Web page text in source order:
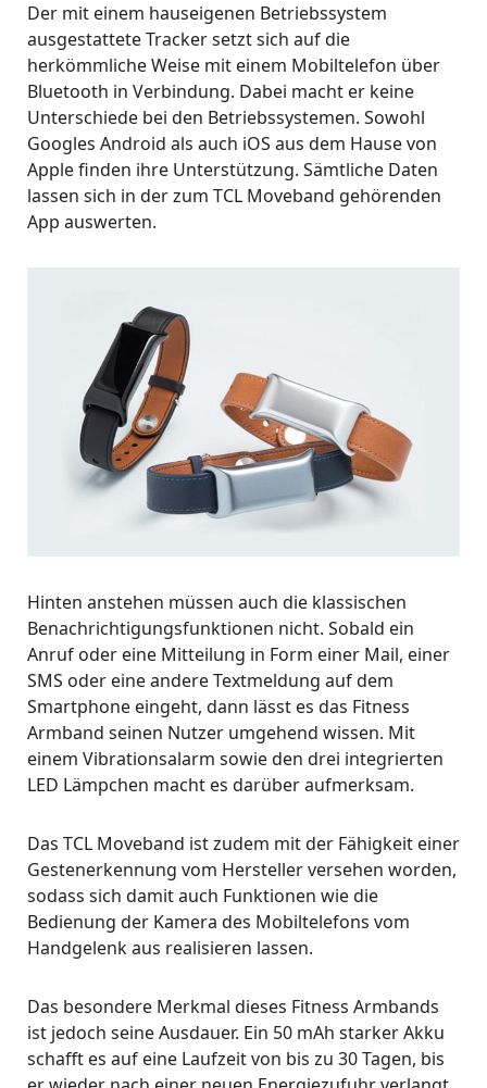
Der mit einem hauseigenen Betriebssystem
ausgestattete Tracker setzt sich auf die
herkömmliche Weise mit einem Mobiltelefon über
Bluetooth in Verbindung. Dabei macht er keine
Unterschiede bei den Betriebssystemen. Sowohl
Googles Android als auch iOS aus dem Hause von
Apple finden ihre Unterstützung. Sämtliche Daten
lassen sich in der zum TCL Moveband gehörenden
App auswerten.
Hinten anstehen müssen auch die klassischen
Benachrichtigungsfunktionen nicht. Sobald ein
Anruf oder eine Mitteilung in Form einer Mail, einer
SMS oder eine andere Textmeldung auf dem
Smartphone eingeht, dann lässt es das Fitness
Armband seinen Nutzer umgehend wissen. Mit
einem Vibrationsalarm sowie den drei integrierten
LED Lämpchen macht es darüber aufmerksam.
Das TCL Moveband ist zudem mit der Fähigkeit einer
Gestenerkennung vom Hersteller versehen worden,
sodass sich damit auch Funktionen wie die
Bedienung der Kamera des Mobiltelefons vom
Handgelenk aus realisieren lassen.
Das besondere Merkmal dieses Fitness Armbands
ist jedoch seine Ausdauer. Ein 50 mAh starker Akku
schafft es auf eine Laufzeit von bis zu 30 Tagen, bis